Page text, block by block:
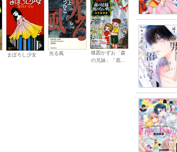
まぼろし少女 光る風
楳図かずお「森
の兄妹」「底...